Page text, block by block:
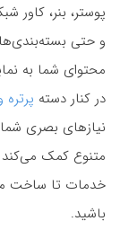
پوستر، بنر، کاور
و حتی
محتوای شما به
در کنار دسته
نیازهای بصری
متنوع کمک می‌کند
خدمات تا ساخت
باشید.